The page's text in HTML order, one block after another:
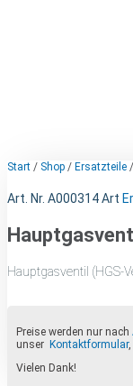
Start / Shop / Ersatzteile
Art. Nr. A000314Art
Hauptgasventil (HGS-
Preise werden nur nach
unser Kontaktformular,
Vielen Dank!